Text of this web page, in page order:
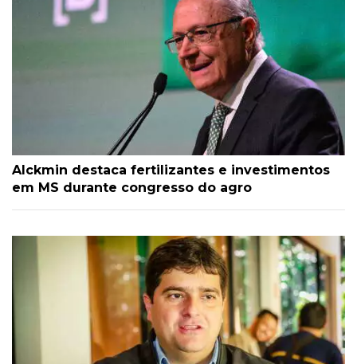
Alckmin destaca fertilizantes e investimentos
em MS durante congresso do agro